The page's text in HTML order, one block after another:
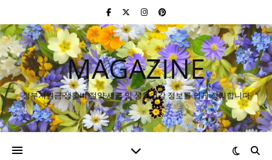
MAGAZINE
정부지원금·생활비 절약·세금 및 생활건강 정보를 쉽게 정리합니다